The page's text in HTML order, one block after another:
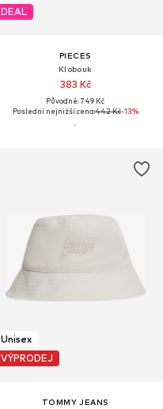
DEAL
PIECES
Klobouk
383 Kč
Původně: 749 Kč
Poslední nejnižší cena:442 Kč-13%
Unisex
VÝPRODEJ
TOMMY JEANS